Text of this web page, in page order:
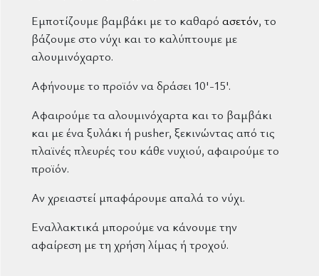
Εμποτίζουμε βαμβάκι με το καθαρό ασετόν, το
βάζουμε στο νύχι και το καλύπτουμε με
αλουμινόχαρτο.
Αφήνουμε το προϊόν να δράσει 10'-15'.
Αφαιρούμε τα αλουμινόχαρτα και το βαμβάκι
και με ένα ξυλάκι ή pusher, ξεκινώντας από τις
πλαϊνές πλευρές του κάθε νυχιού, αφαιρούμε το
προϊόν.
Αν χρειαστεί μπαφάρουμε απαλά το νύχι.
Εναλλακτικά μπορούμε να κάνουμε την
αφαίρεση με τη χρήση λίμας ή τροχού.